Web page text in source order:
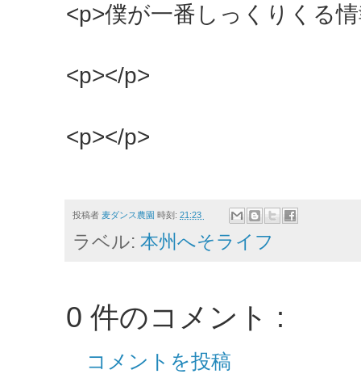
<p>僕が一番しっくりくる
<p></p>
<p></p>
投稿者 麦ダンス農園 時刻: 21:23
ラベル: 本州へそライフ
0 件のコメント :
コメントを投稿